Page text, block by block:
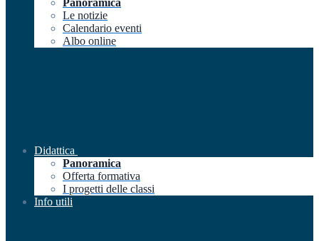
Panoramica
Le notizie
Calendario eventi
Albo online
Didattica
Panoramica
Offerta formativa
I progetti delle classi
Info utili